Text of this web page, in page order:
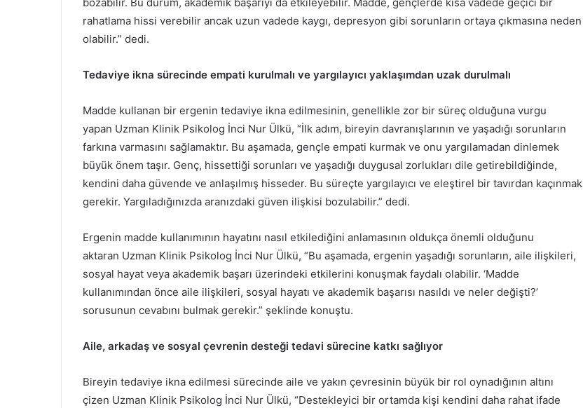
bozabilir. Bu durum, akademik başarıyı da etkileyebilir. Madde, gençlerde kısa vadede geçici bir
rahatlama hissi verebilir ancak uzun vadede kaygı, depresyon gibi sorunların ortaya çıkmasına neden
olabilir.” dedi.
Tedaviye ikna sürecinde empati kurulmalı ve yargılayıcı yaklaşımdan uzak durulmalı
Madde kullanan bir ergenin tedaviye ikna edilmesinin, genellikle zor bir süreç olduğuna vurgu
yapan Uzman Klinik Psikolog İnci Nur Ülkü, “İlk adım, bireyin davranışlarının ve yaşadığı sorunların
farkına varmasını sağlamaktır. Bu aşamada, gençle empati kurmak ve onu yargılamadan dinlemek
büyük önem taşır. Genç, hissettiği sorunları ve yaşadığı duygusal zorlukları dile getirebildiğinde,
kendini daha güvende ve anlaşılmış hisseder. Bu süreçte yargılayıcı ve eleştirel bir tavırdan kaçınmak
gerekir. Yargıladığınızda aranızdaki güven ilişkisi bozulabilir.” dedi.
Ergenin madde kullanımının hayatını nasıl etkilediğini anlamasının oldukça önemli olduğunu
aktaran Uzman Klinik Psikolog İnci Nur Ülkü, “Bu aşamada, ergenin yaşadığı sorunların, aile ilişkileri,
sosyal hayat veya akademik başarı üzerindeki etkilerini konuşmak faydalı olabilir. ‘Madde
kullanımından önce aile ilişkileri, sosyal hayatı ve akademik başarısı nasıldı ve neler değişti?’
sorusunun cevabını bulmak gerekir.” şeklinde konuştu.
Aile, arkadaş ve sosyal çevrenin desteği tedavi sürecine katkı sağlıyor
Bireyin tedaviye ikna edilmesi sürecinde aile ve yakın çevresinin büyük bir rol oynadığının altını
çizen Uzman Klinik Psikolog İnci Nur Ülkü, “Destekleyici bir ortamda kişi kendini daha rahat ifade